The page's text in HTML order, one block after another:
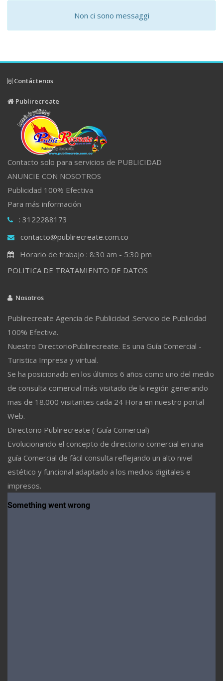
Non ci sono messaggi
Contáctenos
Publirecreate
Contacto solo para servicios de PUBLICIDAD
ANUNCIE CON NOSOTROS
Publicidad 100% Efectiva
Para más información
: 3122288173
contacto@publirecreate.com.co
Horario de trabajo : 8:30 am - 5:30 pm
POLITICA DE TRATAMIENTO DE DATOS
Nosotros
Publirecreate Agencia de Publicidad .Servicio de Publicidad
100% Efectiva.
Nuestro DirectorioPublirecreate. Es una Guía Comercial -
Turistica Impresa y virtual.
Se ha posicionado en los últimos 6 años como uno del medio
de consulta comercial más visitado de la región generando
mas de 18.000 visitantes cada 24 Hora en nuestro portal
Web.
Directorio Publirecreate ( Guía Comercial)
Evolucionando el concepto de directorio comercial en una
guía Comercial de fácil consulta reflejando un alto nivel
estético y funcional adaptado a los medios digitales e
impresos.